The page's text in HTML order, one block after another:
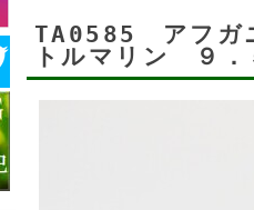
TA0585 アフガ
トルマリン ９